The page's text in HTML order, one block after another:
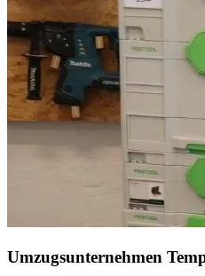
Umzugsunternehmen